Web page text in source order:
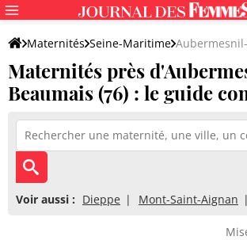
Maternités Seine-Maritime
Maternités près
Beaumais (76) : le guide
Voir aussi : Dieppe Mont-Saint-Aignan